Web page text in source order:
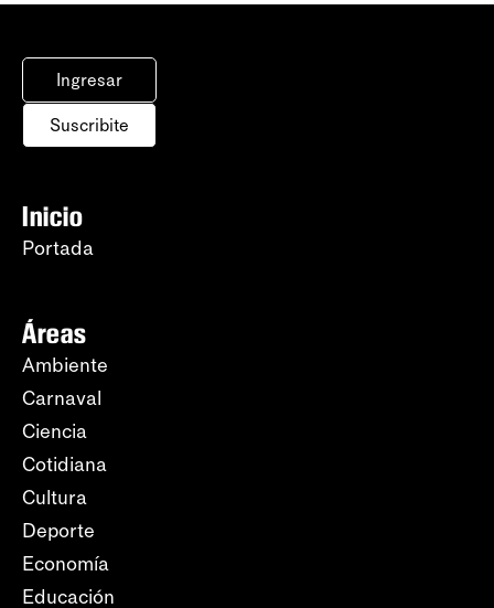
Ingresar
Suscribite
Inicio
Portada
Áreas
Ambiente
Carnaval
Ciencia
Cotidiana
Cultura
Deporte
Economía
Educación